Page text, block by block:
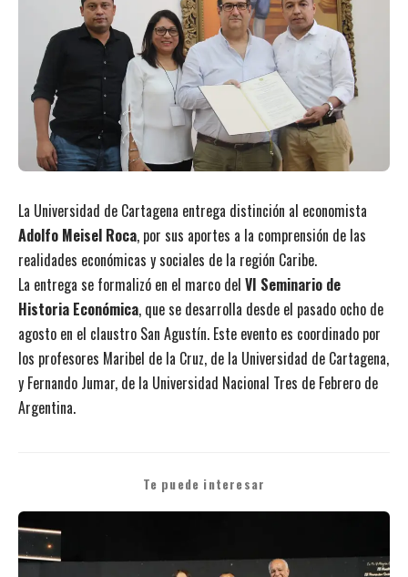
La Universidad de Cartagena entrega distinción al economista
Adolfo Meisel Roca, por sus aportes a la comprensión de las
realidades económicas y sociales de la región Caribe.
La entrega se formalizó en el marco del VI Seminario de
Historia Económica, que se desarrolla desde el pasado ocho de
agosto en el claustro San Agustín. Este evento es coordinado por
los profesores Maribel de la Cruz, de la Universidad de Cartagena,
y Fernando Jumar, de la Universidad Nacional Tres de Febrero de
Argentina.
Te puede interesar